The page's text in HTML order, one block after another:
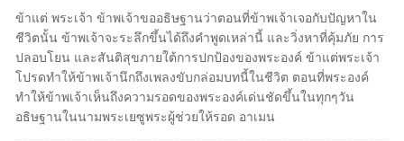
ข้าแต่ พระเจ้า ข้าพเจ้าขออธิษฐานว่าตอนที่ข้าพเจ้าเจอกับปัญหาใน
ชีวิตนั้น ข้าพเจ้าจะระลึกขึ้นได้ถึงคำพูดเหล่านี้ และวิ่งหาที่คุ้มภัย การ
ปลอบโยน และสันติสุขภายใต้การปกป้องของพระองค์ ข้าแต่พระเจ้า
โปรดทำให้ข้าพเจ้านึกถึงเพลงขับกล่อมบทนี้ในชีวิต ตอนที่พระองค์
ทำให้ข้าพเจ้าเห็นถึงความรอดของพระองค์เด่นชัดขึ้นในทุกๆวัน
อธิษฐานในนามพระเยซูพระผู้ช่วยให้รอด อาเมน